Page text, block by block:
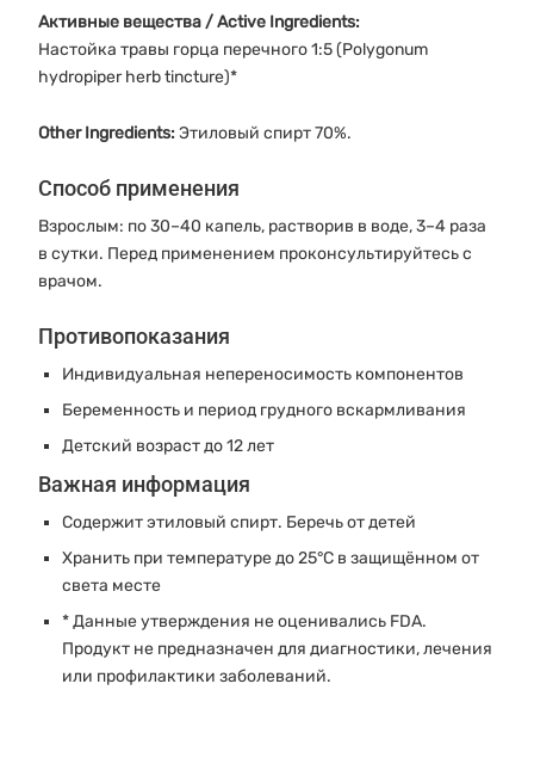
Активные вещества / Active Ingredients:
Настойка травы горца перечного 1:5 (Polygonum
hydropiper herb tincture)*
Other Ingredients:Этиловый спирт 70%.
Способ применения
Взрослым: по 30–40 капель, растворив в воде, 3–4 раза
в сутки. Перед применением проконсультируйтесь с
врачом.
Противопоказания
Индивидуальная непереносимость компонентов
Беременность и период грудного вскармливания
Детский возраст до 12 лет
Важная информация
Содержит этиловый спирт. Беречь от детей
Хранить при температуре до 25°C в защищённом от
света месте
* Данные утверждения не оценивались FDA.
Продукт не предназначен для диагностики, лечения
или профилактики заболеваний.